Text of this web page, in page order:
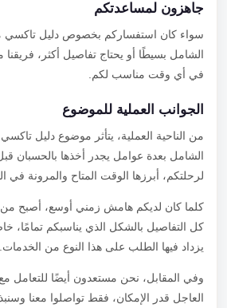
جاهزون لمساعدتكم
سواء كان استفساركم بخصوص دليل تاكسي
الشامل بسيطًا أو يحتاج تفاصيل أكثر، فريقنا
في أي وقت مناسب لكم.
الجوانب العملية للموضوع
من الناحية العملية، يتأثر موضوع دليل تاكسي
الشامل بعدة عوامل يجدر أخذها بالحسبان قبل
لرحلتكم، أبرزها الوقت المتاح والمرونة في
كلما كان لديكم هامش زمني أوسع، أصبح من
كل التفاصيل بالشكل الذي يناسبكم تمامًا،
يزداد فيها الطلب على هذا النوع من الخدمات.
وفي المقابل، نحن مستعدون أيضًا للتعامل مع
العاجل قدر الإمكان، فقط تواصلوا معنا